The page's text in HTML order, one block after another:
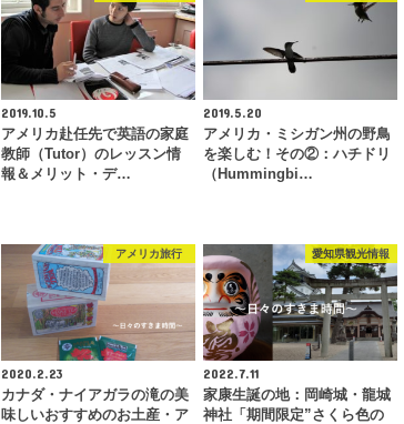
2019.10.5
アメリカ赴任先で英語の家庭
教師（Tutor）のレッスン情
報＆メリット・デ…
2019.5.20
アメリカ・ミシガン州の野鳥
を楽しむ！その②：ハチドリ
（Hummingbi…
アメリカ旅行
2020.2.23
カナダ・ナイアガラの滝の美
味しいおすすめのお土産・ア
愛知県観光情報
2022.7.11
家康生誕の地：岡崎城・龍城
神社「期間限定”さくら色の